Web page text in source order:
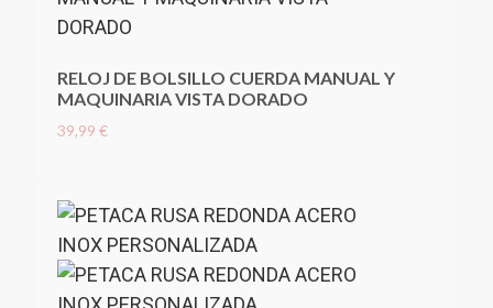
RELOJ DE BOLSILLO CUERDA MANUAL Y
MAQUINARIA VISTA DORADO
39,99 €